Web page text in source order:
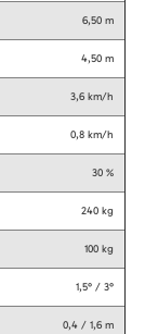
6,50 m
4,50 m
3,6 km/h
0,8 km/h
30 %
240 kg
100 kg
1,5° / 3°
0,4 / 1,6 m